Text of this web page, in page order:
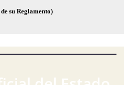
su Reglamento)